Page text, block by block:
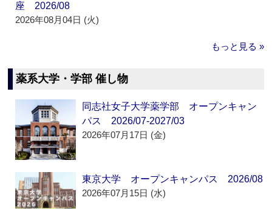
座 2026/08
2026年08月04日 (火)
もっと見る »
薬系大学・学部 催し物
同志社女子大学薬学部 オープンキャン
パス 2026/07-2027/03
2026年07月17日 (金)
東京大学 オープンキャンパス 2026/08
2026年07月15日 (水)